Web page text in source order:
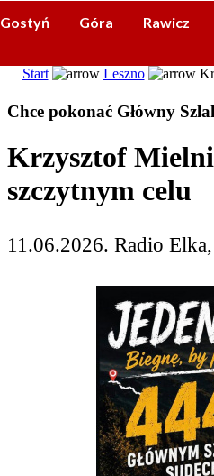
Gostyń Góra Rawicz
Start Leszno
Chce pokonać Główny
Krzysztof
szczytnym celu
11.06.2026. Radio